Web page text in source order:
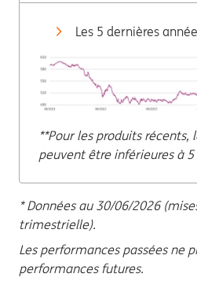
Les 5 dernières
**Pour les produits récents,
peuvent être inférieures à 5
* Données au 30/06/2026
trimestrielle).
Les performances passées ne
performances futures.